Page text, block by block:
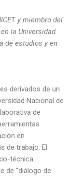
y miembro del
la Universidad
de estudios y en
derivados de un
Nacional de
de
en
de trabajo. El
técnica
de “diálogo de